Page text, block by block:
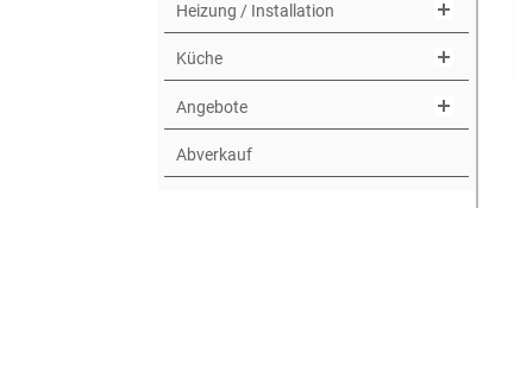
Heizung / Installation
Küche
Angebote
Abverkauf